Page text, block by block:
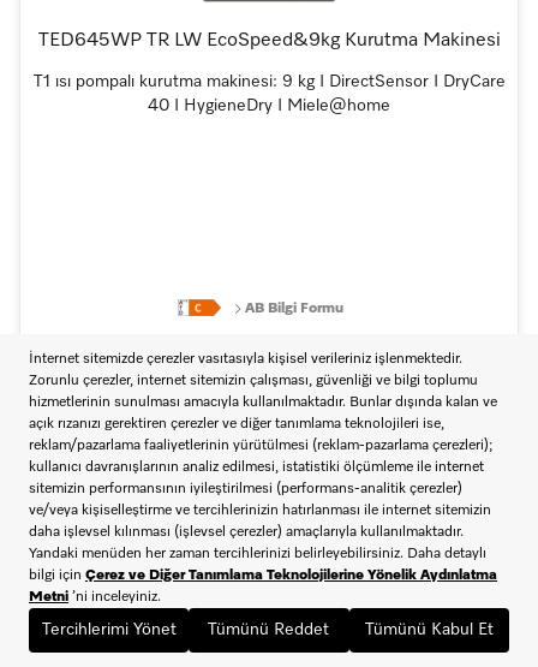
TED645WP TR LW EcoSpeed&9kg Kurutma Makinesi
T1 ısı pompalı kurutma makinesi: 9 kg I DirectSensor I DryCare
40 I HygieneDry I Miele@home
AB Bilgi Formu
115.990,00 TL98.591,50 TL %15
Kredi kartı ile tek çekim veya havale ile ödemelerde sepette anında %5
indirim
Kargoya Teslim Süresi:5 iş günü
ÜRÜN DETAY